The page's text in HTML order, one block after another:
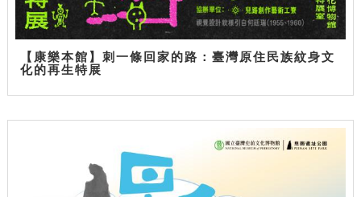
【康樂本館】刺一條回家的路：臺灣原住民族紋身文
化的再生特展